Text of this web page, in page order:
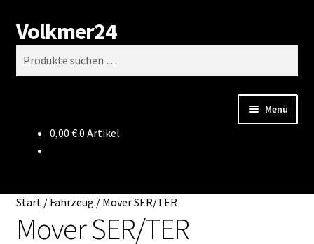
Zur
Navigation
springen
Zum
Inhalt
springen
Volkmer24
Suchen
Menü
Impressum
0,00 €0 Artikel
Start/ Fahrzeug / Mover SER/TER
Mover SER/TER